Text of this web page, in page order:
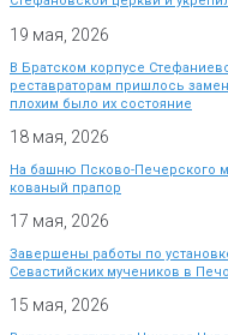
19 мая, 2026
В Братском корпусе
реставраторам пришлось
плохим было их состояние
18 мая, 2026
На башню Псково-Печерского
кованый прапор
17 мая, 2026
Завершены работы по
Севастийских мучеников в
15 мая, 2026